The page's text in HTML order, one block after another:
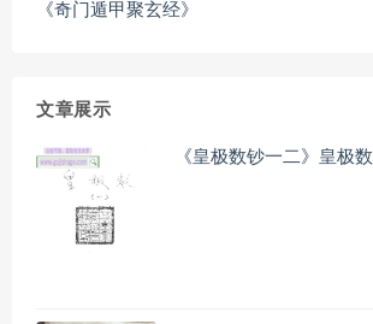
《奇门遁甲聚玄经》
文章展示
《皇极数钞一二》皇极数